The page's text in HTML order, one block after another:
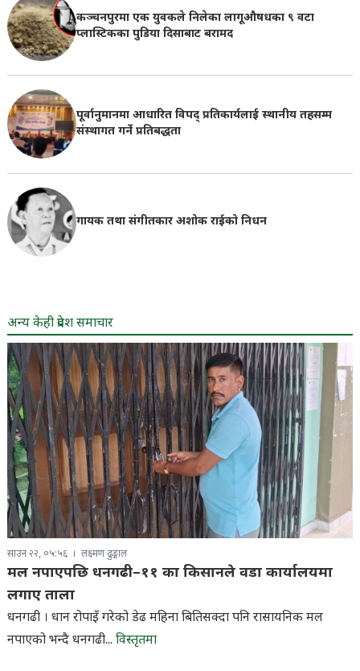
कञ्चनपुरमा एक युवकले निलेका लागूऔषधका ९ वटा
प्लास्टिकका पुडिया दिसाबाट बरामद
पूर्वानुमानमा आधारित विपद् प्रतिकार्यलाई स्थानीय तहसम्म
संस्थागत गर्ने प्रतिबद्धता
गायक तथा संगीतकार अशोक राईको निधन
अन्य केही प्रदेश समाचार
साउन २२, ०५:५६ लक्ष्मण ढुङ्गाल
मल नपाएपछि धनगढी–११ का किसानले वडा कार्यालयमा
लगाए ताला
धनगढी । धान रोपाइँ गरेको डेढ महिना बितिसक्दा पनि रासायनिक मल
नपाएको भन्दै धनगढी... विस्तृतमा